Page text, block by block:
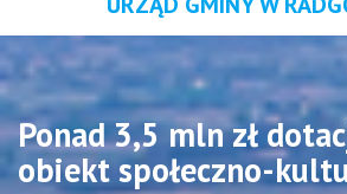
Ponad 3,5 mln zł
obiekt społeczno-